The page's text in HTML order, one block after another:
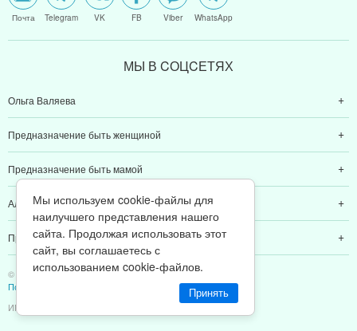
Почта Telegram VK FB Viber WhatsApp
МЫ В CОЦCЕТЯХ
Ольга Валяева
Предназначение быть женщиной
Предназначение быть мамой
Алексей Валяев
Предназначение быть папой
© 2011-2026 Предназначение быть Женщиной
Политика конфиденциальности
ИП Валяев А. В. | ИНН 380111808709
Мы используем cookie-файлы для
наилучшего представления нашего
сайта. Продолжая использовать этот
сайт, вы соглашаетесь с
использованием cookie-файлов.
Принять